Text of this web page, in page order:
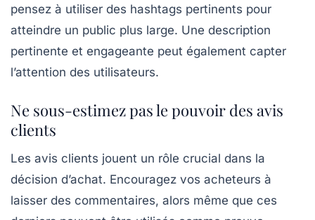
pensez à utiliser des hashtags pertinents pour
atteindre un public plus large. Une description
pertinente et engageante peut également capter
l’attention des utilisateurs.
Ne sous-estimez pas le pouvoir des avis
clients
Les avis clients jouent un rôle crucial dans la
décision d’achat. Encouragez vos acheteurs à
laisser des commentaires, alors même que ces